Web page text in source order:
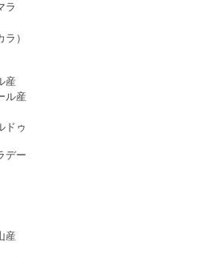
ラ
）
産
ル産
ドゥ
デー
産